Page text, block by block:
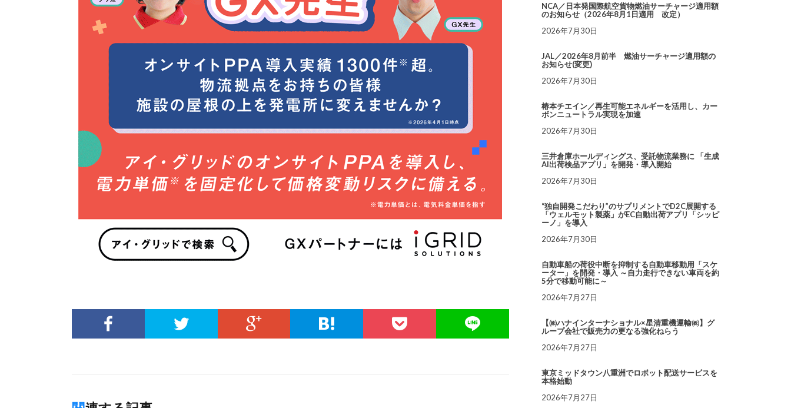
NCA／日本発国際航空貨物燃油サーチャージ適用額
のお知らせ（2026年8月1日適用 改定）
2026年7月30日
JAL／2026年8月前半 燃油サーチャージ適用額の
お知らせ(変更)
2026年7月30日
椿本チエイン／再生可能エネルギーを活用し、カー
ボンニュートラル実現を加速
2026年7月30日
三井倉庫ホールディングス、受託物流業務に 「生成
AI出荷検品アプリ」を開発・導入開始
2026年7月30日
“独自開発こだわり”のサプリメントでD2C展開する
「ウェルモット製薬」がEC自動出荷アプリ「シッピ
ーノ」を導入
2026年7月30日
自動車船の荷役中断を抑制する自動車移動用「スケ
ーター」を開発・導入 ～自力走行できない車両を約
5分で移動可能に～
2026年7月27日
【㈱ハナインターナショナル×星清重機運輸㈱】グ
ループ会社で販売力の更なる強化ねらう
2026年7月27日
東京ミッドタウン八重洲でロボット配送サービスを
本格始動
2026年7月27日